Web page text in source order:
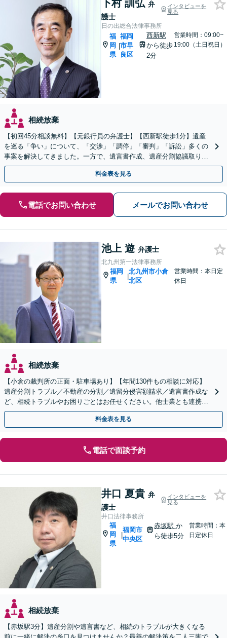
下村 訓弘 弁
護士
インタビューを
見る
日の出総合法律事務所
福
岡
県
|
福岡
市早
良区
西新駅
から徒歩
2分
営業時間：09:00~
19:00（土日祝日）
相続放棄
【初回45分相談無料】【元銀行員の弁護士】【西新駅徒歩1分】遺産
を巡る「争い」について、「交渉」「調停」「審判」「訴訟」多くの
事案を解決してきました。一方で、遺言書作成、遺産分割協議取り纏
め、遺産の換価・名義変更等々の業務も大歓迎です。
料金表を見る
電話でお問い合わせ メールでお問い合わせ
池上 遊 弁護士
北九州第一法律事務所
福岡
県
|
北九州市小倉
北区
営業時間：本日定
休日
相続放棄
【小倉の裁判所の正面・駐車場あり】【年間130件もの相談に対応】
遺産分割トラブル／不動産の分割／遺留分侵害額請求／遺言書作成な
ど、相続トラブルやお困りごとはお任せください。他士業とも連携
し、依頼者さまに有利な解決を目指します【土日祝対応可】
料金表を見る
電話で面談予約
井口 夏貴 弁
護士
インタビューを
見る
井口法律事務所
福
岡
県
|
福岡市
中央区
赤坂駅 か
ら徒歩5分
営業時間：本
日定休日
相続放棄
【赤坂駅3分】遺産分割や遺言書など、相続のトラブルが大きくなる